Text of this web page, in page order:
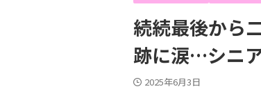
続続最後から
跡に涙…シニ
2025年6月3日